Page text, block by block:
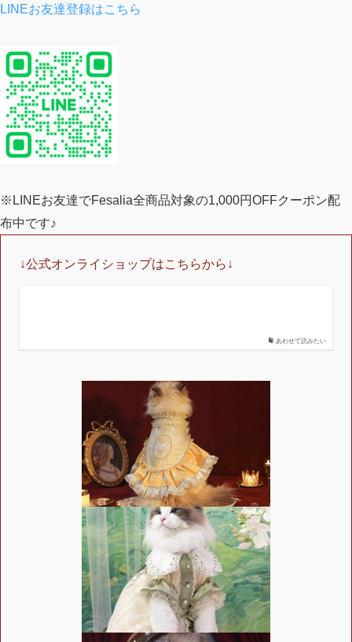
LINEお友達登録はこちら
※LINEお友達でFesalia全商品対象の1,000円OFFクーポン配
布中です♪
↓公式オンライショップはこちらから↓
あわせて読みたい